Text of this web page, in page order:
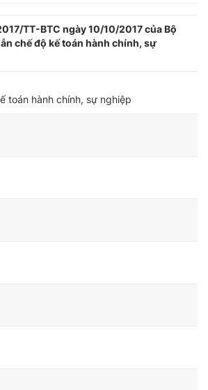
TT-BTC ngày 10/10/2017 của Bộ
chế độ kế toán hành chính, sự
toán hành chính, sự nghiệp